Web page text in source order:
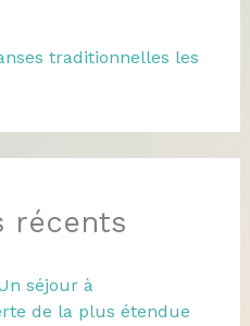
traditionnelles les
récents
séjour à
de la plus étendue